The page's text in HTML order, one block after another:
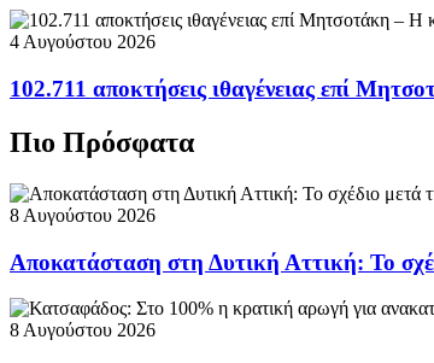
4 Αυγούστου 2026
102.711 αποκτήσεις ιθαγένειας επί
Πιο Πρόσφατα
8 Αυγούστου 2026
Αποκατάσταση στη Δυτική Αττική: Το
8 Αυγούστου 2026